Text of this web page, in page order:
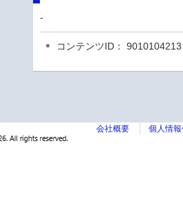
-
コンテンツID： 9010104213
会社概要 個人情